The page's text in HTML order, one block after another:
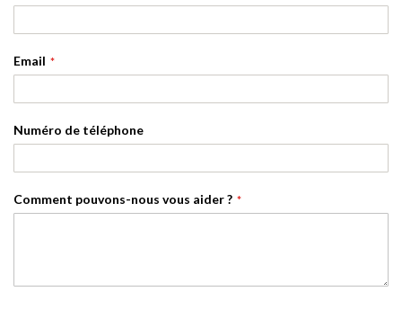
Email
Numéro de téléphone
Comment pouvons-nous vous aider ?